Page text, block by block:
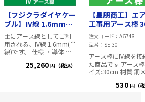
【フジクラダイヤケー
ブル】IV線 1.6mm
300m巻【緑】
主にアース線としてご利
用される、IV線 1.6mm(単
線)です。 仕様 ・導体:単
縁体厚さ(mm):0.8 ・仕上
25,260 円（税込）
【星朋商工】エ
工事用アース棒
IV線付
（
SE-30
注文コード
A6748
型番
SE-30
アース棒にIV線を接
た商品です アース棒のサ
イズ:30cm 材質:銅
530 円（